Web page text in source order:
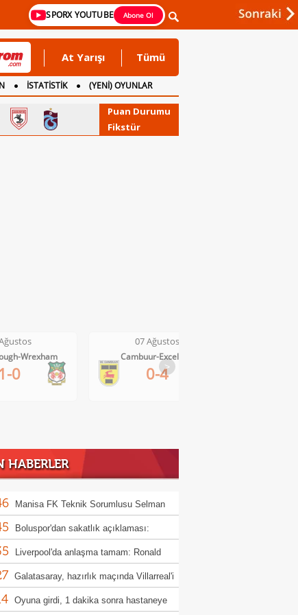
SPORX YOUTUBE Abone Ol
At Yarışı Tümü
İSTATİSTİK
(YENİ) OYUNLAR
Puan Durumu
Fikstür
Ağustos
Excelsior
0-4
07 Ağustos
Bochum-Hertha Berlin
0-1
>
HABERLER
Manisa FK Teknik Sorumlusu Selman
galibiyet yorumu
Boluspor'dan sakatlık açıklaması:
kemiği kırıldı"
Liverpool'da anlaşma tamam: Ronald
Galatasaray, hazırlık maçında Villarreal'i
Oyuna girdi, 1 dakika sonra hastaneye